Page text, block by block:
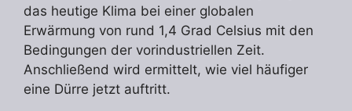
das heutige Klima bei einer globalen
Erwärmung von rund 1,4 Grad Celsius mit den
Bedingungen der vorindustriellen Zeit.
Anschließend wird ermittelt, wie viel häufiger
eine Dürre jetzt auftritt.